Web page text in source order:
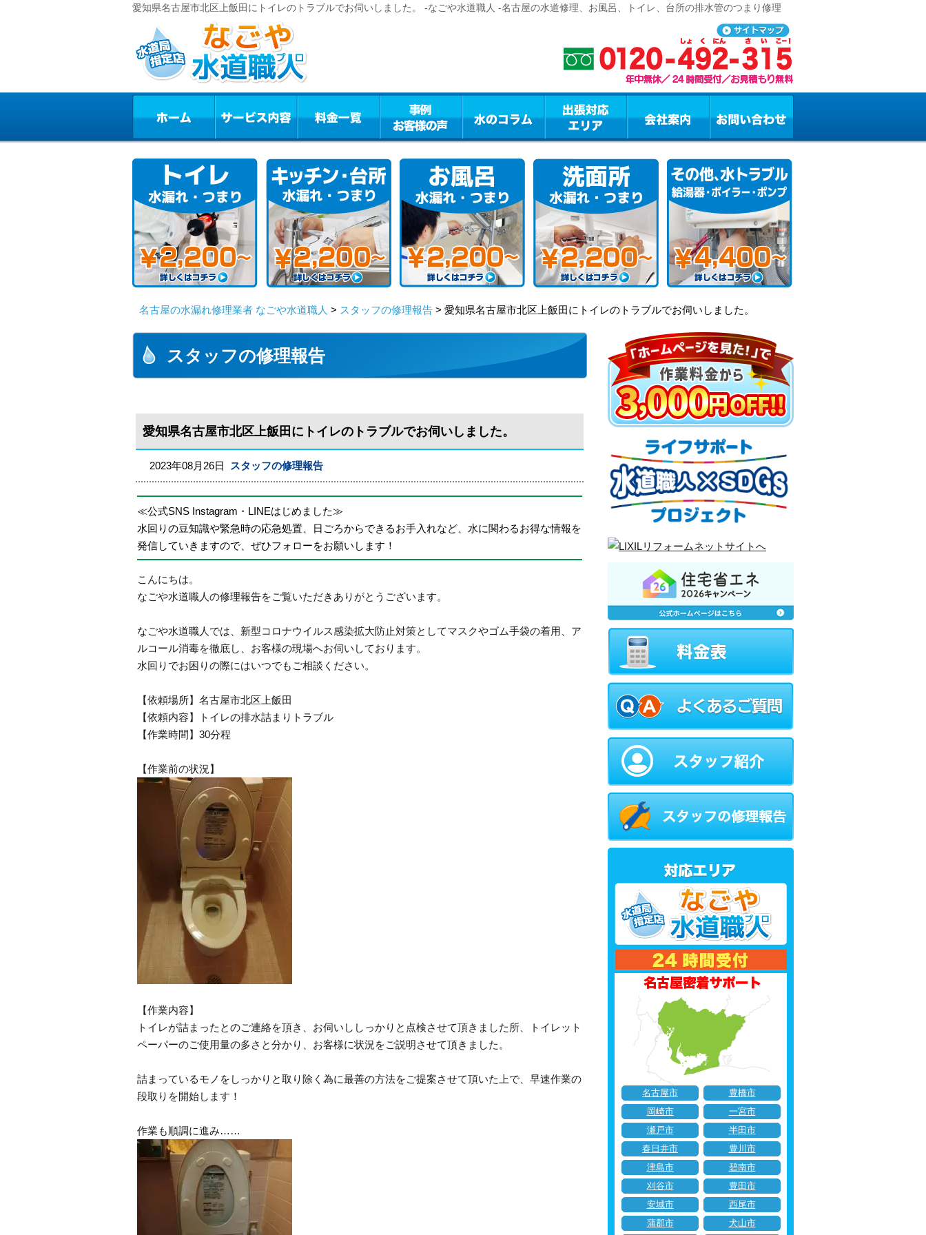
愛知県名古屋市北区上飯田にトイレのトラブルでお伺いしました。 -なごや水道職人 -名古屋の水道修理、お風呂、トイレ、台所の排水管のつまり修理
名古屋の水漏れ修理業者 なごや水道職人 > スタッフの修理報告 > 愛知県名古屋市北区上飯田にトイレのトラブルでお伺いしました。
スタッフの修理報告
愛知県名古屋市北区上飯田にトイレのトラブルでお伺いしました。
2023年08月26日 スタッフの修理報告
≪公式SNS Instagram・LINEはじめました≫
水回りの豆知識や緊急時の応急処置、日ごろからできるお手入れなど、水に関わるお得な情報を
発信していきますので、ぜひフォローをお願いします！
こんにちは。
なごや水道職人の修理報告をご覧いただきありがとうございます。
なごや水道職人では、新型コロナウイルス感染拡大防止対策としてマスクやゴム手袋の着用、ア
ルコール消毒を徹底し、お客様の現場へお伺いしております。
水回りでお困りの際にはいつでもご相談ください。
【依頼場所】名古屋市北区上飯田
【依頼内容】トイレの排水詰まりトラブル
【作業時間】30分程
【作業前の状況】
【作業内容】
トイレが詰まったとのご連絡を頂き、お伺いししっかりと点検させて頂きました所、トイレット
ペーパーのご使用量の多さと分かり、お客様に状況をご説明させて頂きました。
詰まっているモノをしっかりと取り除く為に最善の方法をご提案させて頂いた上で、早速作業の
段取りを開始します！
作業も順調に進み……
名古屋市
豊橋市
岡崎市
一宮市
瀬戸市
半田市
春日井市
豊川市
津島市
碧南市
刈谷市
豊田市
安城市
西尾市
蒲郡市
犬山市